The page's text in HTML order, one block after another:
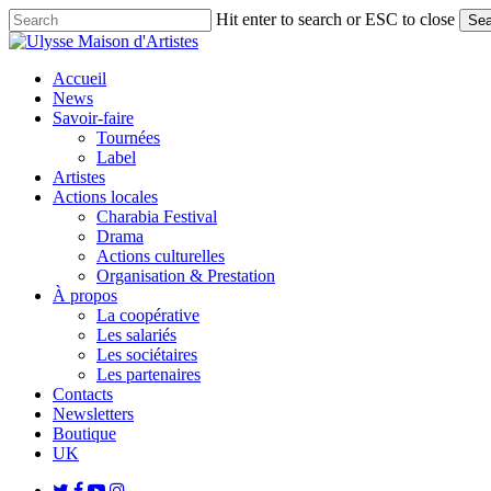
Skip
to
content
Hit enter to search or ESC to close
Close
search
Menu
Accueil
News
Savoir-faire
Tournées
Label
Artistes
Actions locales
Charabia Festival
Drama
Actions culturelles
Organisation & Prestation
À propos
La coopérative
Les salariés
Les sociétaires
Les partenaires
Contacts
Newsletters
Boutique
UK